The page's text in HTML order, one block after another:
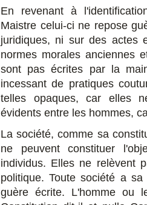
En revenant à
Maistre celui-ci ne repose
juridiques, ni sur des actes
normes morales anciennes
sont pas écrites par la
incessant de pratiques
telles opaques, car elles
évidents entre les hommes,
La société, comme sa
ne peuvent constituer
individus. Elles ne relèvent
politique. Toute société a
guère écrite. L'homme ou